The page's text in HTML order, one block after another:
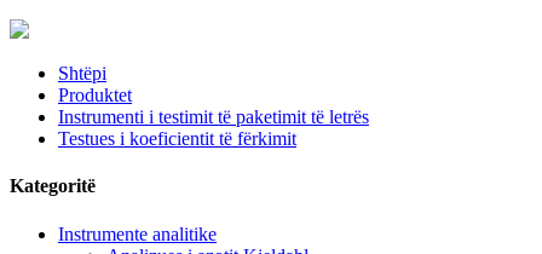
Shtëpi
Produktet
Instrumenti i testimit të paketimit të letrës
Testues i koeficientit të fërkimit
Kategoritë
Instrumente analitike